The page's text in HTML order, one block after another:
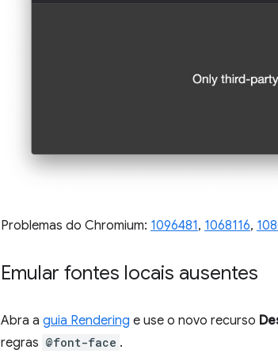
Problemas do Chromium: 1096481, 1068116,
Emular fontes locais ausentes
Abra a guia Rendering e use o novo recurso
regras @font-face .